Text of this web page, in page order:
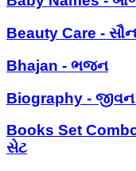
Beauty Care -
Bhajan - ભજન
Biography -
Books Set
સેટ